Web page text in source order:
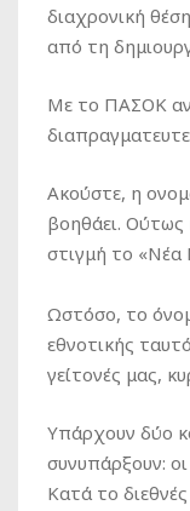
διαχρονική
από τη
Με το ΠΑΣΟΚ
Ακούστε, η
βοηθάει.
στιγμή το «Νέα
Ωστόσο, το
εθνοτικής
γείτονές μας,
Υπάρχουν δύο
συνυπάρξουν:
Κατά το